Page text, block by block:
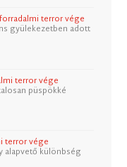
terror vége
gyülekezetben adott
terror vége
püspökké
terror vége
alapvető különbség